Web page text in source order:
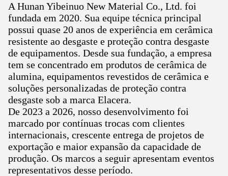
A Hunan Yibeinuo New Material Co., Ltd. foi
fundada em 2020. Sua equipe técnica principal
possui quase 20 anos de experiência em cerâmica
resistente ao desgaste e proteção contra desgaste
de equipamentos. Desde sua fundação, a empresa
tem se concentrado em produtos de cerâmica de
alumina, equipamentos revestidos de cerâmica e
soluções personalizadas de proteção contra
desgaste sob a marca Elacera.
De 2023 a 2026, nosso desenvolvimento foi
marcado por contínuas trocas com clientes
internacionais, crescente entrega de projetos de
exportação e maior expansão da capacidade de
produção. Os marcos a seguir apresentam eventos
representativos desse período.